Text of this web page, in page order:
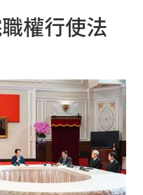
權行使法